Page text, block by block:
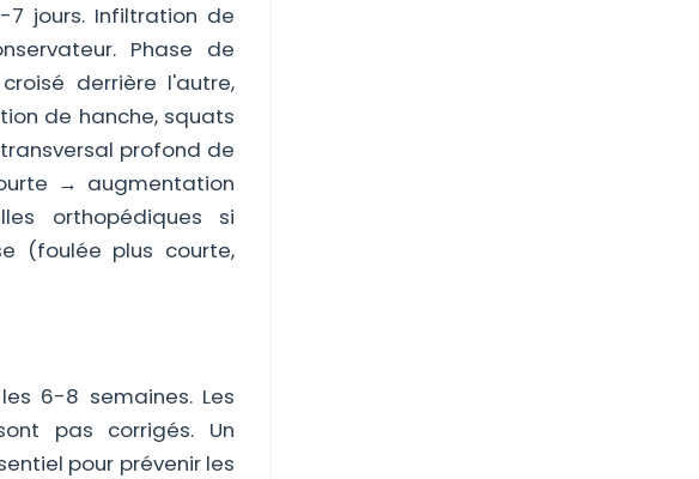
jours. Infiltration de
Phase de
derrière l'autre,
de hanche, squats
profond de
→ augmentation
orthopédiques si
(foulée plus courte,
6-8 semaines. Les
pas corrigés. Un
pour prévenir les